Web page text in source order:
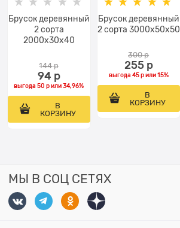
Брусок деревянный
2 сорта
2000x30х40
144 р
94 р
выгода50 рили34,96%
В
КОРЗИНУ
Брусок деревянный
2 сорта 3000x50х50
300 р
255 р
выгода 45 рили15%
В
КОРЗИНУ
МЫ В СОЦ СЕТЯХ